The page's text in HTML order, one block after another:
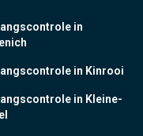
in
in Kinrooi
in Kleine-